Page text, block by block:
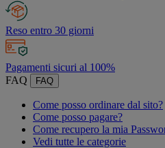
Reso entro 30 giorni
Pagamenti sicuri al 100%
FAQ
FAQ
Come posso ordinare dal sito?
Come posso pagare?
Come recupero la mia
Vedi tutte le categorie